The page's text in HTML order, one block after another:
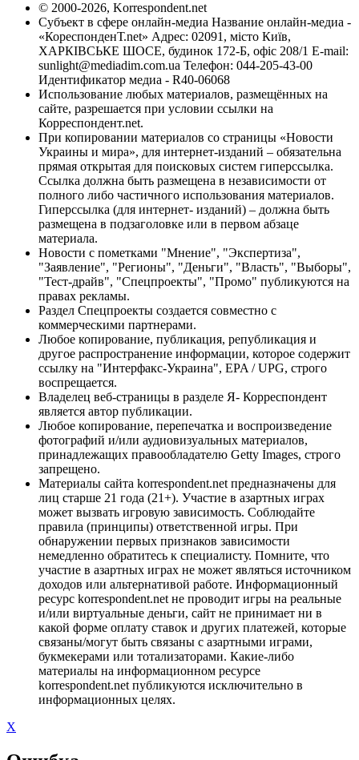
© 2000-2026, Korrespondent.net
Субъект в сфере онлайн-медиа Название онлайн-медиа -
«КореспонденТ.net» Адрес: 02091, місто Київ,
ХАРКІВСЬКЕ ШОСЕ, будинок 172-Б, офіс 208/1 E-mail:
sunlight@mediadim.com.ua Телефон: 044-205-43-00
Идентификатор медиа - R40-06068
Использование любых материалов, размещённых на
сайте, разрешается при условии ссылки на
Корреспондент.net.
При копировании материалов со страницы «Новости
Украины и мира», для интернет-изданий – обязательна
прямая открытая для поисковых систем гиперссылка.
Ссылка должна быть размещена в независимости от
полного либо частичного использования материалов.
Гиперссылка (для интернет- изданий) – должна быть
размещена в подзаголовке или в первом абзаце
материала.
Новости с пометками "Мнение", "Экспертиза",
"Заявление", "Регионы", "Деньги", "Власть", "Выборы",
"Тест-драйв", "Спецпроекты", "Промо" публикуются на
правах рекламы.
Раздел Спецпроекты создается совместно с
коммерческими партнерами.
Любое копирование, публикация, републикация и
другое распространение информации, которое содержит
ссылку на "Интерфакс-Украина", EPA / UPG, строго
воспрещается.
Владелец веб-страницы в разделе Я- Корреспондент
является автор публикации.
Любое копирование, перепечатка и воспроизведение
фотографий и/или аудиовизуальных материалов,
принадлежащих правообладателю Getty Images, строго
запрещено.
Материалы сайта korrespondent.net предназначены для
лиц старше 21 года (21+). Участие в азартных играх
может вызвать игровую зависимость. Соблюдайте
правила (принципы) ответственной игры. При
обнаружении первых признаков зависимости
немедленно обратитесь к специалисту. Помните, что
участие в азартных играх не может являться источником
доходов или альтернативой работе. Информационный
ресурс korrespondent.net не проводит игры на реальные
и/или виртуальные деньги, сайт не принимает ни в
какой форме оплату ставок и других платежей, которые
связаны/могут быть связаны с азартными играми,
букмекерами или тотализаторами. Какие-либо
материалы на информационном ресурсе
korrespondent.net публикуются исключительно в
информационных целях.
X